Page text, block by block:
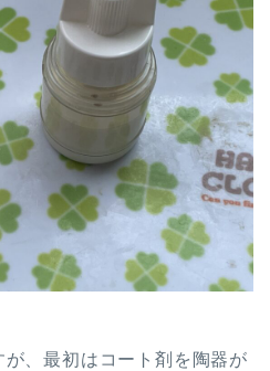
、最初はコート剤を陶器が